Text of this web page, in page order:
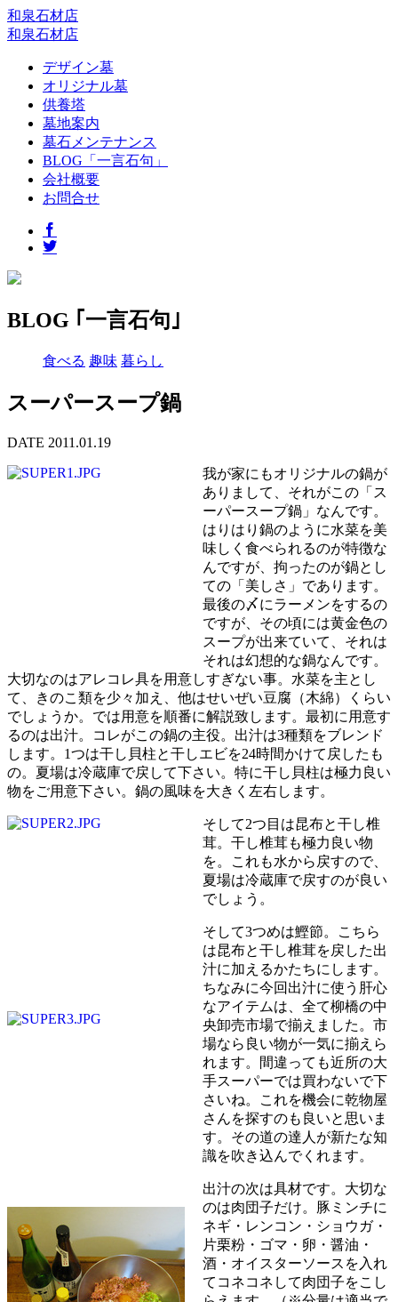
和泉石材店
和泉石材店
デザイン墓
オリジナル墓
供養塔
墓地案内
墓石メンテナンス
BLOG「一言石句」
会社概要
お問合せ
BLOG ｢一言石句｣
食べる 趣味 暮らし
スーパースープ鍋
DATE 2011.01.19
我が家にもオリジナルの鍋が
ありまして、それがこの「ス
ーパースープ鍋」なんです。
はりはり鍋のように水菜を美
味しく食べられるのが特徴な
んですが、拘ったのが鍋とし
ての「美しさ」であります。
最後の〆にラーメンをするの
ですが、その頃には黄金色の
スープが出来ていて、それは
それは幻想的な鍋なんです。
大切なのはアレコレ具を用意しすぎない事。水菜を主とし
て、きのこ類を少々加え、他はせいぜい豆腐（木綿）くらい
でしょうか。では用意を順番に解説致します。最初に用意す
るのは出汁。コレがこの鍋の主役。出汁は3種類をブレンド
します。1つは干し貝柱と干しエビを24時間かけて戻したも
の。夏場は冷蔵庫で戻して下さい。特に干し貝柱は極力良い
物をご用意下さい。鍋の風味を大きく左右します。
そして2つ目は昆布と干し椎
茸。干し椎茸も極力良い物
を。これも水から戻すので、
夏場は冷蔵庫で戻すのが良い
でしょう。
そして3つめは鰹節。こちら
は昆布と干し椎茸を戻した出
汁に加えるかたちにします。
ちなみに今回出汁に使う肝心
なアイテムは、全て柳橋の中
央卸売市場で揃えました。市
場なら良い物が一気に揃えら
れます。間違っても近所の大
手スーパーでは買わないで下
さいね。これを機会に乾物屋
さんを探すのも良いと思いま
す。その道の達人が新たな知
識を吹き込んでくれます。
出汁の次は具材です。大切な
のは肉団子だけ。豚ミンチに
ネギ・レンコン・ショウガ・
片栗粉・ゴマ・卵・醤油・
酒・オイスターソースを入れ
てコネコネして肉団子をこし